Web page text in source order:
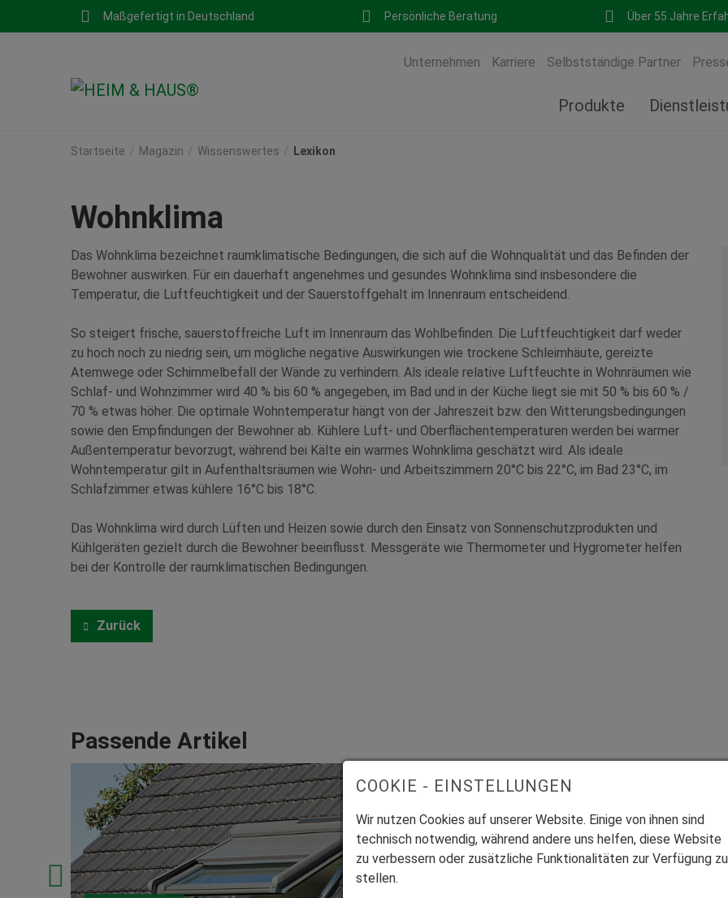
Maßgefertigt in Deutschland Persönliche Beratung Über 55 Jahre
Unternehmen Karriere Selbstständige Partner
Produkte
Startseite Magazin Wissenswertes Lexikon
Wohnklima
Das Wohnklima bezeichnet raumklimatische Bedingungen, die sich auf die Wohnqualität und das Befinden der
Bewohner auswirken. Für ein dauerhaft angenehmes und gesundes Wohnklima sind insbesondere die
Temperatur, die Luftfeuchtigkeit und der Sauerstoffgehalt im Innenraum entscheidend.
So steigert frische, sauerstoffreiche Luft im Innenraum das Wohlbefinden. Die Luftfeuchtigkeit darf weder
zu hoch noch zu niedrig sein, um mögliche negative Auswirkungen wie trockene Schleimhäute, gereizte
Atemwege oder Schimmelbefall der Wände zu verhindern. Als ideale relative Luftfeuchte in Wohnräumen wie
Schlaf- und Wohnzimmer wird 40 % bis 60 % angegeben, im Bad und in der Küche liegt sie mit 50 % bis 60 % /
70 % etwas höher. Die optimale Wohntemperatur hängt von der Jahreszeit bzw. den Witterungsbedingungen
sowie den Empfindungen der Bewohner ab. Kühlere Luft- und Oberflächentemperaturen werden bei warmer
Außentemperatur bevorzugt, während bei Kälte ein warmes Wohnklima geschätzt wird. Als ideale
Wohntemperatur gilt in Aufenthaltsräumen wie Wohn- und Arbeitszimmern 20°C bis 22°C, im Bad 23°C, im
Schlafzimmer etwas kühlere 16°C bis 18°C.
Das Wohnklima wird durch Lüften und Heizen sowie durch den Einsatz von Sonnenschutzprodukten und
Kühlgeräten gezielt durch die Bewohner beeinflusst. Messgeräte wie Thermometer und Hygrometer helfen
bei der Kontrolle der raumklimatischen Bedingungen.
Zurück
Passende Artikel
COOKIE - EINSTELLUNGEN
Wir nutzen Cookies auf unserer Website. Einige von ihnen sind
technisch notwendig, während andere uns helfen, diese Website
zu verbessern oder zusätzliche Funktionalitäten zur Verfügung zu
stellen.